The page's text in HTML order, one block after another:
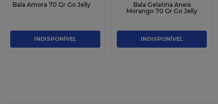
Bala Amora 70 Gr Go Jelly
INDISPONÍVEL
Bala Gelatina Aneis
Morango 70 Gr Go Jelly
INDISPONÍVEL